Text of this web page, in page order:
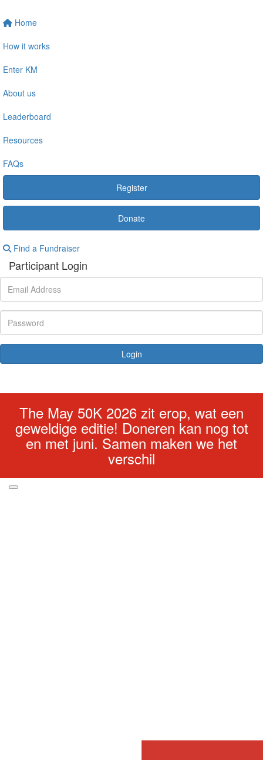
Home
How it works
Enter KM
About us
Leaderboard
Resources
FAQs
Register
Donate
Find a Fundraiser
Participant Login
Login
The May 50K 2026 zit erop, wat een
geweldige editie! Doneren kan nog tot
en met juni. Samen maken we het
verschil